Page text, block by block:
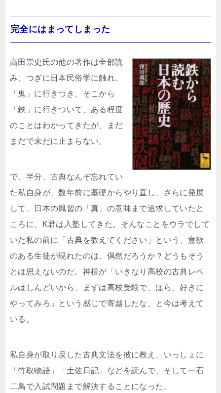
完全にはまってしまった
高田崇史氏の他の著作は全部読
み、つぎに日本民俗学に触れ、
「鬼」に行きつき、そこから
「鉄」に行きついて、ある程度
のことはわかってきたが、まだ
まだで未だに止まらない。
で、半分、古典なんぞ忘れてい
た私自身が、数年前に基礎からやり直し、さらに発展
して、日本の風習の「真」の意味まで追求していたと
ころに、K君は入塾してきた。そんなことをウラでして
いた私の前に「古典を教えてください」という、意欲
のある生徒が現れたのは、偶然だろうか？どうもそう
とは思えないのだ。神様が「いきなり高校の古典レベ
ルはしんどいから、まずは高校受験で、ほら、好きに
やってみろ」という感じで寄越したな、と今は考えて
いる。
私自身が取り戻した古典文法を彼に教え、いっしょに
「竹取物語」「土佐日記」などを読んで、そして一石
二鳥で入試問題まで解決することになった。